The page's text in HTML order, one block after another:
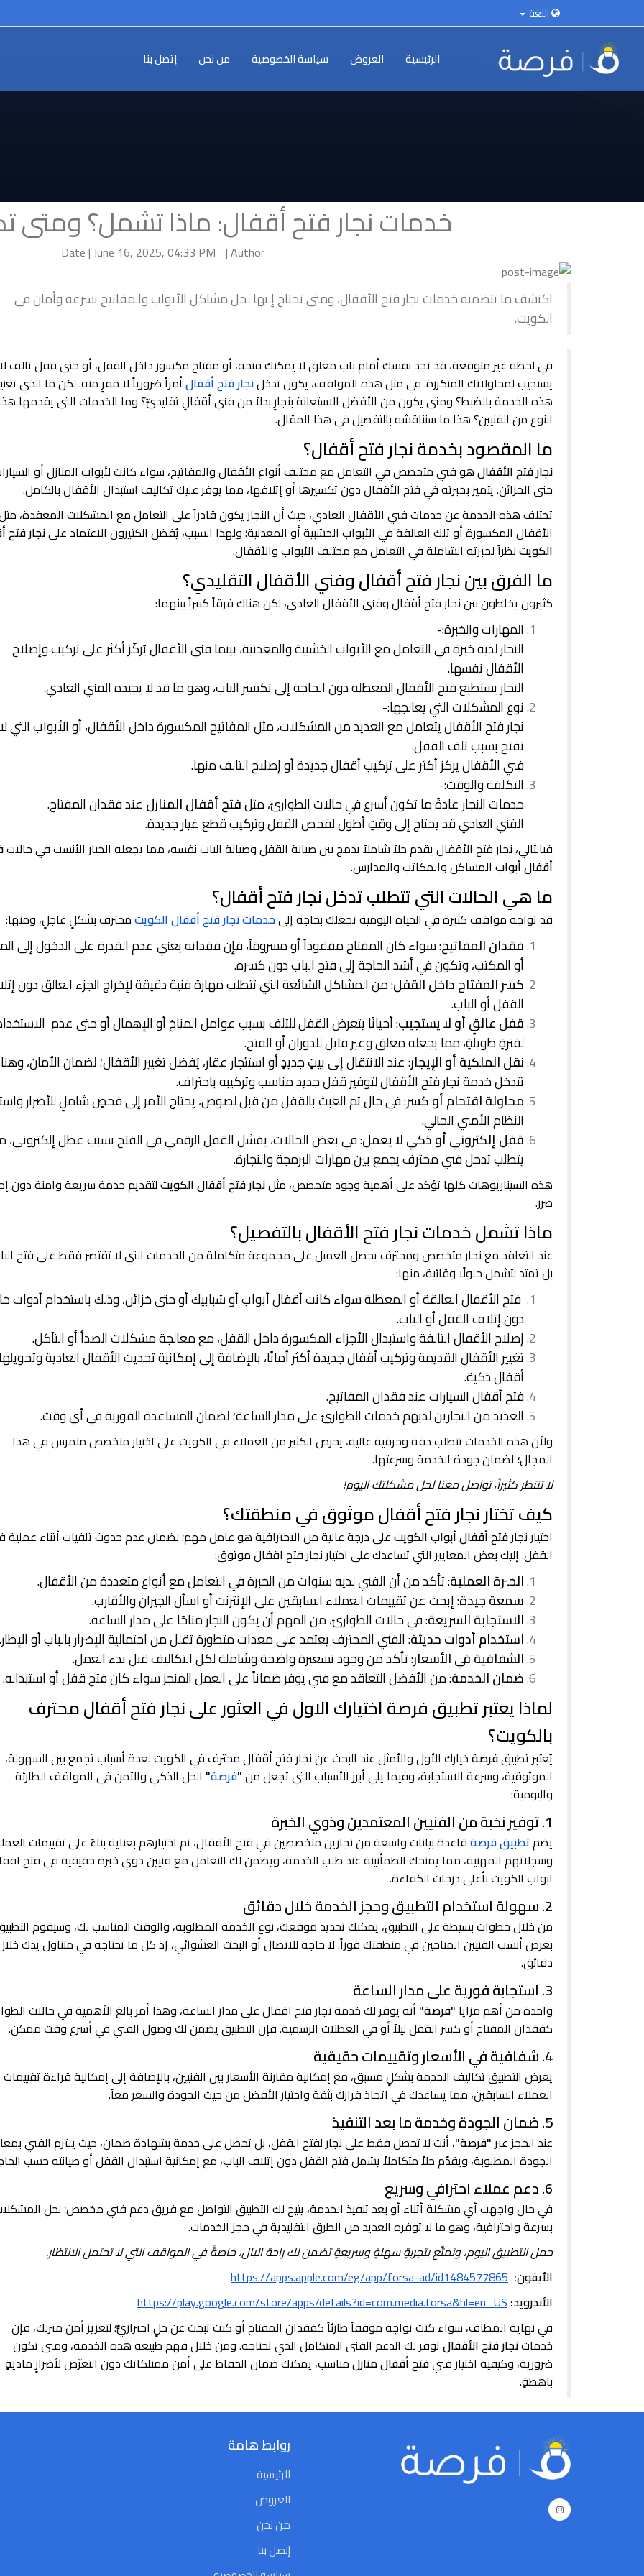
اللغة
الرئيسية العروض سياسة الخصوصية من نحن إتصل بنا
خدمات نجار فتح أقفال: ماذا تشمل؟ ومتى
Author |
Date | June 16, 2025, 04:33 PM
اكتشف ما تتضمنه خدمات نجار فتح الأقفال، ومتى تحتاج إليها لحل مشاكل الأبواب والمفاتيح بسرعة وأمان في
الكويت.
في لحظة غير متوقعة، قد تجد نفسك أمام باب مغلق لا يمكنك فتحه، أو مفتاح مكسور داخل القفل، أو حتى قفل تالف لا
يستجيب لمحاولاتك المتكررة. في مثل هذه المواقف، يكون تدخلنجار فتح أقفالأمراً ضرورياً لا مفرٍ منه. لكن ما الذي
هذه الخدمة بالضبط؟ ومتى يكون من الأفضل الاستعانة بنجارٍ بدلاً من فني أقفالٍ تقليديٍّ؟ وما الخدمات التي يقدمها
النوع من الفنيين؟ هذا ما سنناقشه بالتفصيل في هذا المقال.
ما المقصود بخدمة نجار فتح أقفال؟
نجار فتح الأقفالهو فني متخصص في التعامل مع مختلف أنواع الأقفال والمفاتيح، سواء كانت لأبواب المنازل أو
حتى الخزائن. يتميز بخبرته في فتح الأقفال دون تكسيرها أو إتلافها، مما يوفر عليك تكاليف استبدال الأقفال بالكامل.
تختلف هذه الخدمة عن خدمات فني الأقفال العادي، حيث أن النجار يكون قادراً على التعامل مع المشكلات المعقدة،
الأقفال المكسورة أو تلك العالقة في الأبواب الخشبية أو المعدنية؛ ولهذا السبب، يُفضل الكثيرون الاعتماد علىنجار فتح
الكويتنظراً لخبرته الشاملة في التعامل مع مختلف الأبواب والأقفال.
ما الفرق بين نجار فتح أقفال وفني الأقفال التقليدي؟
كثيرون يخلطون بين نجار فتح أقفال وفني الأقفال العادي، لكن هناك فرقاً كبيراً بينهما:
المهارات والخبرة:-
النجار لديه خبرة في التعامل مع الأبواب الخشبية والمعدنية، بينما فني الأقفال يُركّز أكثر على تركيب وإصلاح
الأقفال نفسها.
النجار يستطيع فتح الأقفال المعطلة دون الحاجة إلى تكسير الباب، وهو ما قد لا يجيده الفني العادي.
نوع المشكلات التي يعالجها:-
نجار فتح الأقفال يتعامل مع العديد من المشكلات، مثل المفاتيح المكسورة داخل الأقفال، أو الأبواب التي لا
تفتح بسبب تلف القفل.
فني الأقفال يركز أكثر على تركيب أقفال جديدة أو إصلاح التالف منها.
التكلفة والوقت:-
خدمات النجار عادةً ما تكون أسرع في حالات الطوارئ، مثلفتح أقفال المنازل عند فقدان المفتاح.
الفني العادي قد يحتاج إلى وقتٍ أطول لفحص القفل وتركيب قطع غيار جديدة.
فبالتالي، نجار فتح الأقفال يقدم حلاً شاملاً يدمج بين صيانة القفل وصيانة الباب نفسه، مما يجعله الخيار الأنسب في حالات
أقفال أبواب المساكن والمكاتب والمدارس.
ما هي الحالات التي تتطلب تدخل نجار فتح أقفال؟
قد تواجه مواقف كثيرة في الحياة اليومية تجعلك بحاجة إلىخدمات نجارفتح أقفال الكويتمحترف بشكلٍ عاجلٍ، ومنها:
فقدان المفاتيح: سواء كان المفتاح مفقوداً أو مسروقاً، فإن فقدانه يعني عدم القدرة على الدخول إلى
أو المكتب، وتكون في أشد الحاجة إلى فتح الباب دون كسره.
كسر المفتاح داخل القفل: من المشاكل الشائعة التي تتطلب مهارة فنية دقيقة لإخراج الجزء العالق دون
القفل أو الباب.
قفل عالقٍ أو لا يستجيب: أحيانًا يتعرض القفل للتلف بسبب عوامل المناخ أو الإهمال أو حتى عدم
لفترةٍ طويلةٍ، مما يجعله معلق وغير قابل للدوران أو الفتح.
نقل الملكية أو الإيجار: عند الانتقال إلى بيتٍ جديدٍ أو استئجار عقار، يُفضل تغيير الأقفال؛ لضمان الأمان، وهنا
تتدخل خدمة نجار فتح الأقفال لتوفير قفل جديد مناسب وتركيبه باحتراف.
محاولة اقتحام أو كسر: في حال تم العبث بالقفل من قبل لصوص، يحتاج الأمر إلى فحصٍ شاملٍ للأضرار
النظام الأمني الحالي.
قفل إلكتروني أو ذكي لا يعمل: في بعض الحالات، يفشل القفل الرقمي في الفتح بسبب عطل إلكتروني،
يتطلب تدخل فني محترف يجمع بين مهارات البرمجة والنجارة.
هذه السيناريوهات كلها تؤكد على أهمية وجود متخصص، مثلنجار فتح أقفال الكويتلتقديم خدمة سريعة وآمنة دون
ضرر.
ماذا تشمل خدمات نجار فتح الأقفال بالتفصيل؟
عند التعاقد مع نجار متخصص ومحترف يحصل العميل على مجموعة متكاملة من الخدمات التي لا تقتصر فقط على فتح
بل تمتد لتشمل حلولًا وقائية، منها:
فتح الأقفال العالقة أو المعطلة سواء كانت أقفال أبواب أو شبابيك أو حتى خزائن، وذلك باستخدام أدوات
دون إتلاف القفل أو الباب.
إصلاح الأقفال التالفة واستبدال الأجزاء المكسورة داخل القفل، مع معالجة مشكلات الصدأ أو التآكل.
تغيير الأقفال القديمة وتركيب أقفال جديدة أكثر أمانًا، بالإضافة إلى إمكانية تحديث الأقفال العادية
أقفال ذكية.
فتح أقفال السيارات عند فقدان المفاتيح.
العديد من النجارين لديهم خدمات الطوارئ على مدار الساعة؛ لضمان المساعدة الفورية في أي وقت.
ولأن هذه الخدمات تتطلب دقة وحرفية عالية، يحرص الكثير من العملاء في الكويت على اختيار متخصص متمرس في هذا
المجال؛ لضمان جودة الخدمة وسرعتها.
لا تنتظر كثيراً، تواصل معنا لحل مشكلتك اليوم!
كيف تختار نجار فتح أقفال موثوق في منطقتك؟
اختيار نجارفتح أقفال أبواب الكويتعلى درجة عالية من الاحترافية هو عامل مهم؛ لضمان عدم حدوث تلفيات أثناء عملية
القفل. إليك بعض المعايير التي تساعدك على اختيار نجار فتح اقفال موثوق:
الخبرة العملية: تأكد من أن الفني لديه سنوات من الخبرة في التعامل مع أنواع متعددة من الأقفال.
سمعة جيدة: إبحث عن تقييمات العملاء السابقين على الإنترنت أو اسأل الجيران والأقارب.
الاستجابة السريعة: في حالات الطوارئ، من المهم أن يكون النجار متاحًا على مدار الساعة.
استخدام أدوات حديثة: الفني المحترف يعتمد على معدات متطورة تقلل من احتمالية الإضرار بالباب أو الإطار.
الشفافية في الأسعار: تأكد من وجود تسعيرة واضحة وشاملة لكل التكاليف قبل بدء العمل.
ضمان الخدمة: من الأفضل التعاقد مع فني يوفر ضماناً على العمل المنجز سواء كان فتح قفل أو استبداله.
لماذا يعتبر تطبيق فرصة اختيارك الاول في العثور على نجار فتح أقفال محترف
بالكويت؟
يُعتبر تطبيقفرصةخيارك الأول والأمثل عند البحث عن نجار فتح أقفال محترف في الكويت لعدة أسباب تجمع بين السهولة،
الموثوقية، وسرعة الاستجابة، وفيما يلي أبرز الأسباب التي تجعل من"فرصة" الحل الذكي والآمن في المواقف الطارئة
واليومية:
1. توفير نخبة من الفنيين المعتمدين وذوي الخبرة
يضمتطبيق فرصةقاعدة بيانات واسعة من نجارين متخصصين في فتح الأقفال، تم اختيارهم بعناية بناءً على تقييمات
وسجلاتهم المهنية، مما يمنحك الطمأنينة عند طلب الخدمة، ويضمن لك التعامل مع فنيين ذوي خبرة حقيقية في فتح
ابواب الكويت بأعلى درجات الكفاءة.
2. سهولة استخدام التطبيق وحجز الخدمة خلال دقائق
من خلال خطوات بسيطة على التطبيق، يمكنك تحديد موقعك، نوع الخدمة المطلوبة، والوقت المناسب لك، وسيقوم
بعرض أنسب الفنيين المتاحين في منطقتك فوراً. لا حاجة للاتصال أو البحث العشوائي، إذ كل ما تحتاجه في متناول يدك
دقائق.
3. استجابة فورية على مدار الساعة
واحدة من أهم مزايا "فرصة" أنه يوفر لك خدمة نجار فتح اقفال على مدار الساعة، وهذا أمر بالغ الأهمية في حالات
كفقدان المفتاح أو كسر القفل ليلاً أو في العطلات الرسمية. فإن التطبيق يضمن لك وصول الفني في أسرع وقت ممكن.
4. شفافية في الأسعار وتقييمات حقيقية
يعرض التطبيق تكاليف الخدمة بشكلٍ مسبق، مع إمكانية مقارنة الأسعار بين الفنيين، بالإضافة إلى إمكانية قراءة تقييمات
العملاء السابقين، مما يساعدك في اتخاذ قرارك بثقة واختيار الأفضل من حيث الجودة والسعر معاً.
5. ضمان الجودة وخدمة ما بعد التنفيذ
عند الحجز عبر"فرصة"، أنت لا تحصل فقط على نجار لفتح القفل، بل تحصل على خدمة بشهادة ضمان، حيث يلتزم الفني
الجودة المطلوبة، ويقدّم حلاً متكاملاً يشمل فتح القفل دون إتلاف الباب، مع إمكانية استبدال القفل أو صيانته حسب
6. دعم عملاء احترافي وسريع
في حال واجهت أي مشكلة أثناء أو بعد تنفيذ الخدمة، يتيح لك التطبيق التواصل مع فريق دعم فني مخصص؛ لحل
بسرعة واحترافية، وهو ما لا توفره العديد من الطرق التقليدية في حجز الخدمات.
حمل التطبيق اليوم، وتمتّع بتجربةٍ سهلةٍ وسريعةٍ تضمن لك راحة البال، خاصةً في المواقف التي لا تحتمل الانتظار.
الأيفون: https://apps.apple.com/eg/app/forsa-ad/id1484577865
الأندرويد:https://play.google.com/store/apps/details?id=com.media.forsa&hl=en_US
في نهاية المطاف، سواء كنت تواجه موقفاً طارئاً كفقدان المفتاح أو كنت تبحث عن حلٍ احترازيٍّ؛ لتعزيز أمن منزلك، فإن
خدماتنجار فتح الأقفالتوفر لك الدعم الفني المتكامل الذي تحتاجه. ومن خلال فهم طبيعة هذه الخدمة، ومتى تكون
ضرورية، وكيفية اختيار فنيفتح أقفال منازلمناسب، يمكنك ضمان الحفاظ على أمن ممتلكاتك دون التعرّض لأضرارٍ ماديةٍ
باهظةٍ.
روابط هامة
الرئيسية
العروض
من نحن
إتصل بنا